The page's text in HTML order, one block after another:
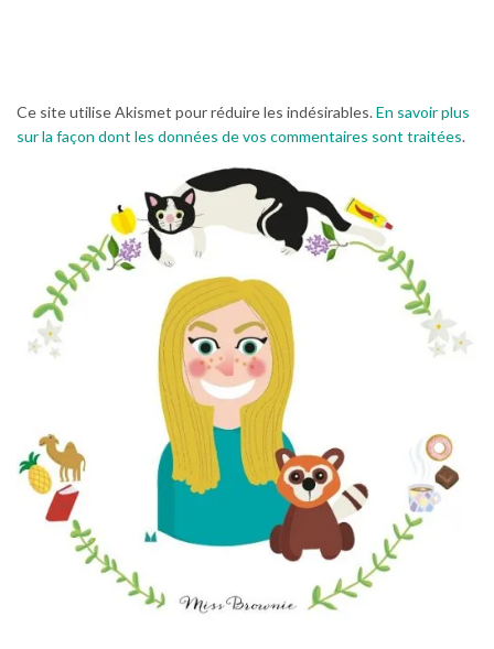
Ce site utilise Akismet pour réduire les indésirables.En savoir plus
sur la façon dont les données de vos commentaires sont traitées.